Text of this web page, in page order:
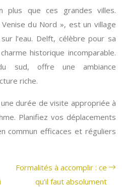
plus que ces grandes villes.
du Nord », est un village
l’eau. Delft, célèbre pour sa
historique incomparable.
sud, offre une ambiance
riche.
durée de visite appropriée à
Planifiez vos déplacements
commun efficaces et réguliers
Formalités à accomplir : ce
qu’il faut absolument